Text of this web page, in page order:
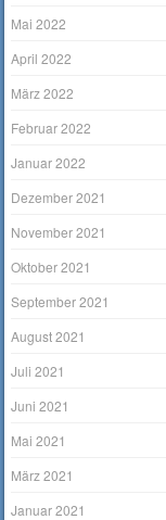
Mai 2022
April 2022
März 2022
Februar 2022
Januar 2022
Dezember 2021
November 2021
Oktober 2021
September 2021
August 2021
Juli 2021
Juni 2021
Mai 2021
März 2021
Januar 2021